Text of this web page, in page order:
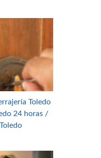
Toledo
24 horas /